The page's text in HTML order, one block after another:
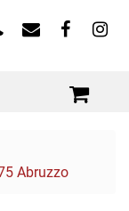
Abruzzo